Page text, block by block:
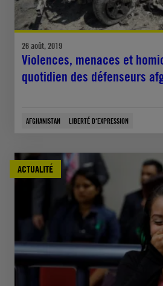
26 août, 2019
Violences, menaces et
quotidien des défenseurs
AFGHANISTAN LIBERTÉ D'EXPRESSION
ACTUALITÉ